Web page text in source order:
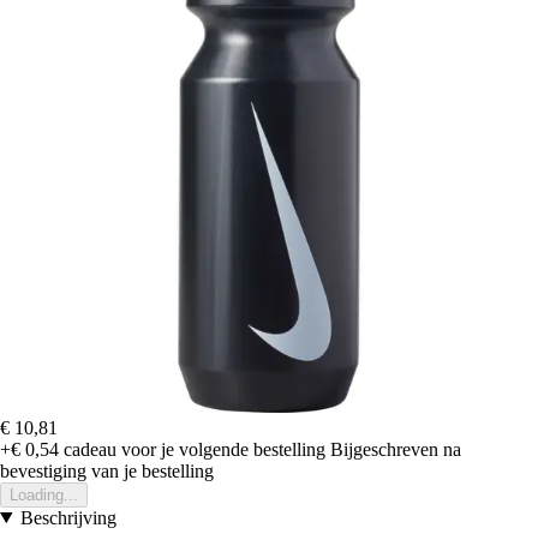
€ 10,81
+€ 0,54 cadeau voor je volgende bestelling Bijgeschreven na
bevestiging van je bestelling
Loading...
Beschrijving